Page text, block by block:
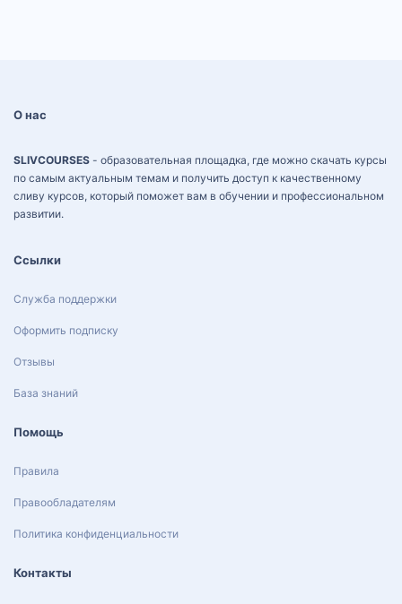
О нас
SLIVCOURSES - образовательная площадка, где можно скачать курсы
по самым актуальным темам и получить доступ к качественному
сливу курсов, который поможет вам в обучении и профессиональном
развитии.
Ссылки
Служба поддержки
Оформить подписку
Отзывы
База знаний
Помощь
Правила
Правообладателям
Политика конфиденциальности
Контакты